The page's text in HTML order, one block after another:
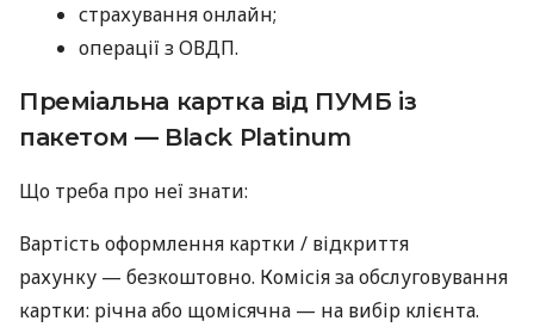
страхування онлайн;
операції з ОВДП.
Преміальна картка від ПУМБ із
пакетом — Black Platinum
Що треба про неї знати:
Вартість оформлення картки / відкриття
рахунку — безкоштовно. Комісія за обслуговування
картки: річна або щомісячна — на вибір клієнта.